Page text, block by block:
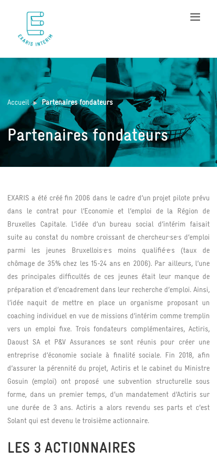
Accueil Partenaires fondateurs
Partenaires fondateurs
EXARIS a été créé fin 2006 dans le cadre d’un projet pilote prévu
dans le contrat pour l’Economie et l’emploi de la Région de
Bruxelles Capitale. L’idée d’un bureau social d’intérim faisait
suite au constat du nombre croissant dechercheur·se·s d’emploi
parmi les jeunes Bruxellois·e·s moins qualifié·e·s (taux de
chômage de 35% chez les 15-24 ans en 2006). Par ailleurs, l’une
des principales difficultés de ces jeunes était leur manque de
préparation et d’encadrement dans leur recherche d’emploi. Ainsi,
l’idée naquit de mettre en place un organisme proposant un
coaching individuel en vue de missions d’intérim comme tremplin
vers un emploi fixe. Trois fondateurs complémentaires, Actiris,
Daoust SA et P&V Assurances se sont réunis pour créer une
entreprise d’économie sociale à finalité sociale. Fin 2018, afin
d’assurer la pérennité du projet, Actiris et le cabinet du Ministre
Gosuin (emploi) ont proposé une subvention structurelle sous
forme, dans un premier temps, d’un mandatement d’Actiris sur
une durée de 3 ans. Actiris a alors revendu ses parts et c’est
Solant qui est devenu le troisième actionnaire.
LES 3 ACTIONNAIRES